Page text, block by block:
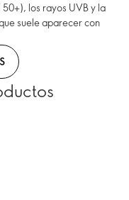
los rayos UVB y la
suele aparecer con